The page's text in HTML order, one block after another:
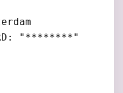
"********"